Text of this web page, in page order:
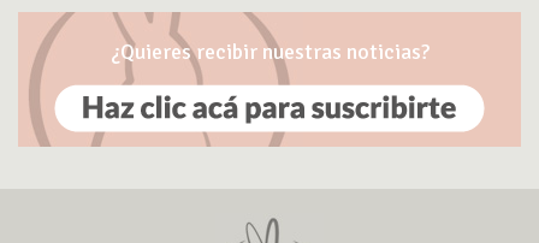
¿Quieres recibir nuestras noticias?